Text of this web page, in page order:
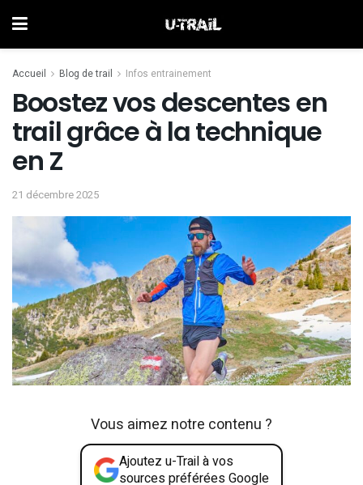
Accueil Blog de trail Infos entrainement
Boostez vos descentes en
trail grâce à la technique
en Z
21 décembre 2025
Vous aimez notre contenu ?
Ajoutez u-Trail à vos
sources préférées Google